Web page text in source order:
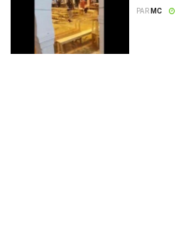
mort
PAR MC